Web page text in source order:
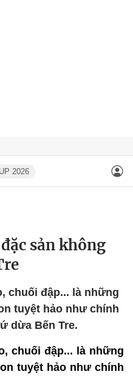
2026
sản không
chuối đập... là những
tuyệt hảo như chính
dừa Bến Tre.
chuối đập... là những
tuyệt hảo như chính